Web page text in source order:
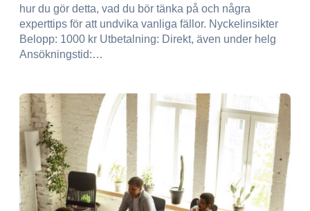
hur du gör detta, vad du bör tänka på och några
experttips för att undvika vanliga fällor. Nyckelinsikter
Belopp: 1000 kr Utbetalning: Direkt, även under helg
Ansökningstid:…